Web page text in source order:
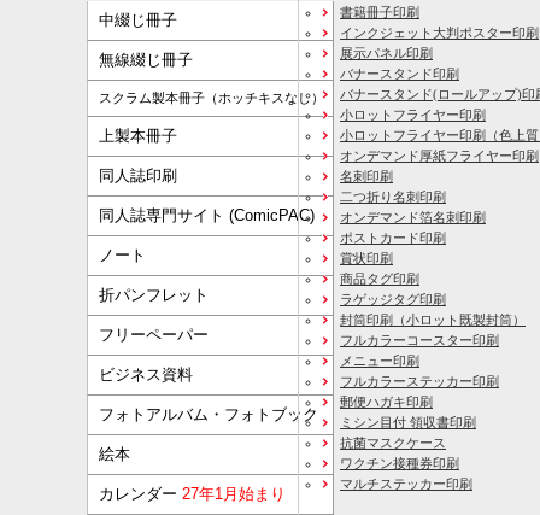
中綴じ冊子
無線綴じ冊子
スクラム製本冊子（ホッチキスなし）
上製本冊子
同人誌印刷
同人誌専門サイト (ComicPAC)
ノート
折パンフレット
フリーペーパー
ビジネス資料
フォトアルバム・フォトブック
絵本
カレンダー 27年1月始まり
書籍冊子印刷
インクジェット大判ポスター印刷
展示パネル印刷
バナースタンド印刷
バナースタンド(ロールアップ)印
小ロットフライヤー印刷
小ロットフライヤー印刷（色上
オンデマンド厚紙フライヤー印刷
名刺印刷
二つ折り名刺印刷
オンデマンド箔名刺印刷
ポストカード印刷
賞状印刷
商品タグ印刷
ラゲッジタグ印刷
封筒印刷
（小ロット既製封筒）
フルカラーコースター印刷
メニュー印刷
フルカラーステッカー印刷
郵便ハガキ印刷
ミシン目付 領収書印刷
抗菌マスクケース
ワクチン接種券印刷
マルチステッカー印刷